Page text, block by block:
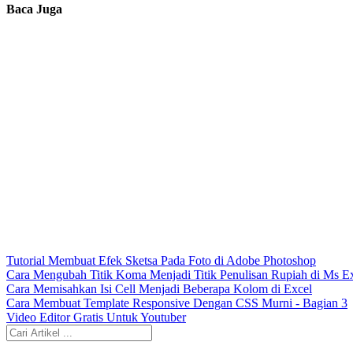
Baca Juga
Tutorial Membuat Efek Sketsa Pada Foto di Adobe Photoshop
Cara Mengubah Titik Koma Menjadi Titik Penulisan Rupiah di Ms
Cara Memisahkan Isi Cell Menjadi Beberapa Kolom di Excel
Cara Membuat Template Responsive Dengan CSS Murni - Bagian 3
Video Editor Gratis Untuk Youtuber